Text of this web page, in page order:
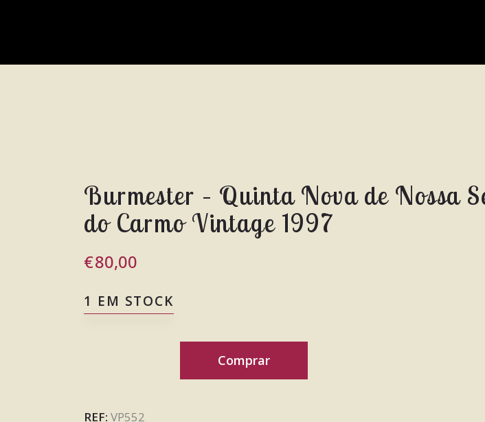
Burmester – Quinta Nova de Nossa
do Carmo Vintage 1997
€80,00
1 EM STOCK
Comprar
REF: VP552